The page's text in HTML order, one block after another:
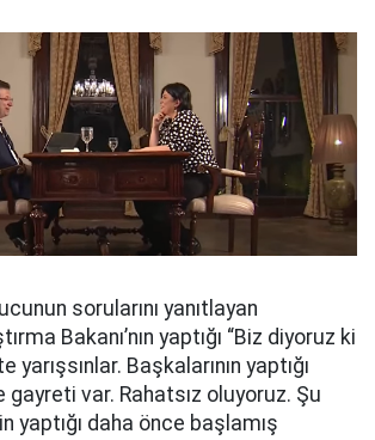
sorularını yanıtlayan
Bakanı’nın yaptığı “Biz diyoruz ki
Başkalarının yaptığı
var. Rahatsız oluyoruz. Şu
yaptığı daha önce başlamış